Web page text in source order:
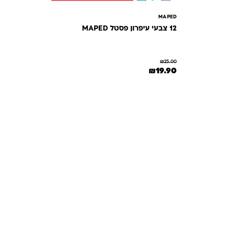
MAPED
12 צבעי עיפרון פסטל MAPED
₪25.00
המחיר המקורי היה: ₪25.00.
₪19.90 המחיר הנוכחי הוא: ₪19.90.